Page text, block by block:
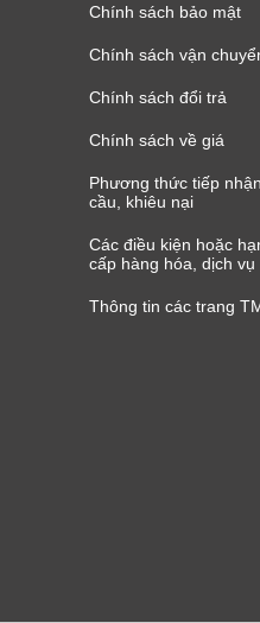
Chính sách bảo mật
Chính sách vận
Chính sách đổi trả
Chính sách về giá
Phương thức tiếp
cầu, khiêu nại
Các điều kiện hoặc
cấp hàng hóa, dịch vụ
Thông tin các trang